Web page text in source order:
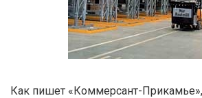
Как пишет «Коммерсант-